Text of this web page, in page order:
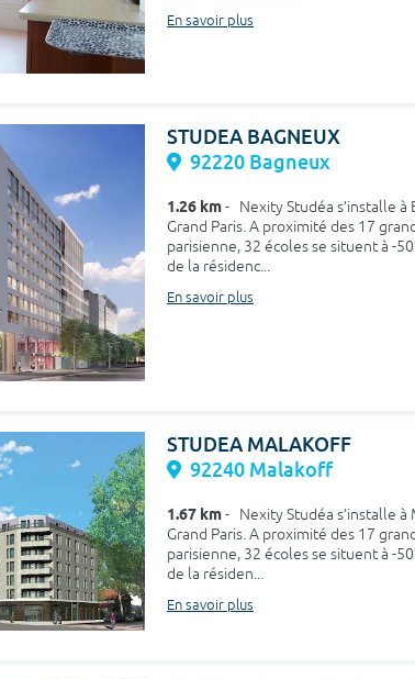
En savoir plus
STUDEA BAGNEUX
92220 Bagneux
1.26 km- Nexity Studéa s’installe à
Grand Paris. A proximité des 17
parisienne, 32 écoles se situent à -
de la résidenc...
En savoir plus
STUDEA MALAKOFF
92240 Malakoff
1.67 km- Nexity Studéa s’installe à
Grand Paris. A proximité des 17
parisienne, 32 écoles se situent à -
de la résiden...
En savoir plus